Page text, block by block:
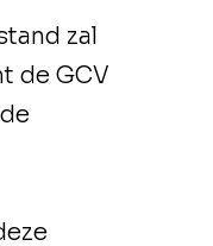
zal
de GCV